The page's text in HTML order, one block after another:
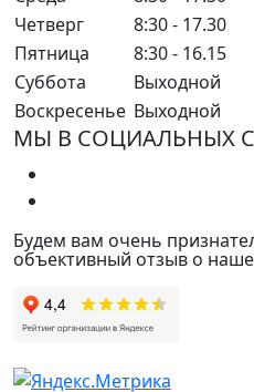
Четверг
8:30 - 17.30
Пятница
8:30 - 16.15
Суббота
Выходной
Воскресенье Выходной
МЫ В СОЦИАЛЬНЫХ
Будем вам очень
объективный отзыв о